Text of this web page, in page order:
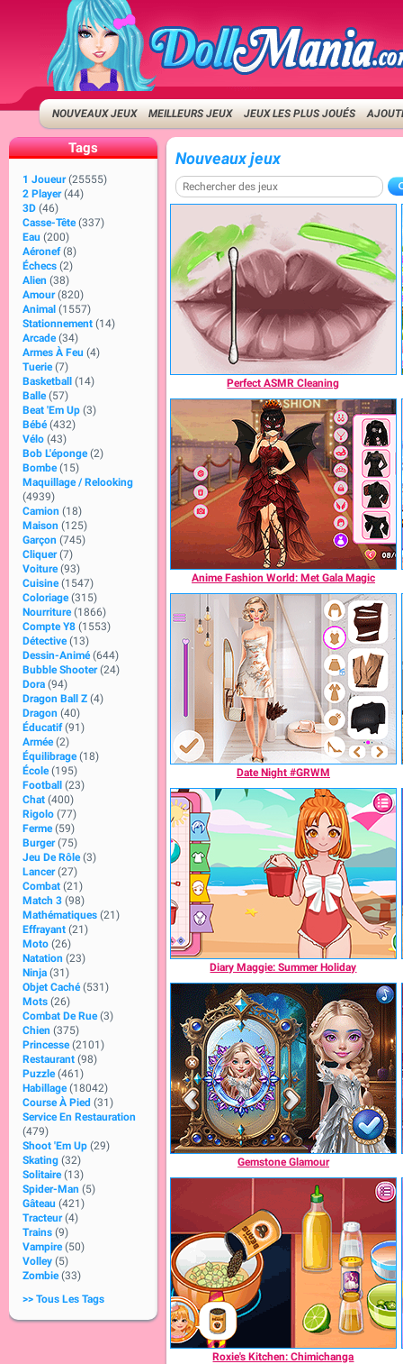
NOUVEAUX JEUX MEILLEURS JEUX JEUX LES PLUS JOUÉS
Tags
1 Joueur (25555)
2 Player (44)
3D (46)
Casse-Tête (337)
Eau (200)
Aéronef (8)
Échecs (2)
Alien (38)
Amour (820)
Animal (1557)
Stationnement (14)
Arcade (34)
Armes À Feu (4)
Tuerie (7)
Basketball
(14)
Balle (57)
Beat 'Em Up (3)
Bébé (432)
Vélo (43)
Bob L'éponge (2)
Bombe (15)
Maquillage / Relooking
(4939)
Camion (18)
Maison (125)
Garçon (745)
Cliquer (7)
Voiture (93)
Cuisine (1547)
Coloriage (315)
Nourriture (1866)
Compte Y8 (1553)
Détective (13)
Dessin-Animé (644)
Bubble Shooter (24)
Dora (94)
Dragon Ball Z (4)
Dragon (40)
Éducatif (91)
Armée (2)
Équilibrage (18)
École (195)
Football
(23)
Chat (400)
Rigolo (77)
Ferme (59)
Burger (75)
Jeu De Rôle (3)
Lancer (27)
Combat (21)
Match 3 (98)
Mathématiques (21)
Effrayant (21)
Moto (26)
Natation (23)
Ninja (31)
Objet Caché (531)
Mots (26)
Combat De Rue (3)
Chien (375)
Princesse (2101)
Restaurant (98)
Puzzle (461)
Habillage (18042)
Course À Pied (31)
Service En Restauration
(479)
Shoot 'Em Up (29)
Skating (32)
Solitaire (13)
Spider-Man (5)
Gâteau (421)
Tracteur (4)
Trains (9)
Vampire (50)
Volley (5)
Zombie (33)
>> Tous Les Tags
Nouveaux jeux
Perfect ASMR Cleaning
Anime Fashion World: Met Gala Magic
Date Night #GRWM
Diary Maggie: Summer Holiday
Gemstone Glamour
Roxie's Kitchen: Chimichanga